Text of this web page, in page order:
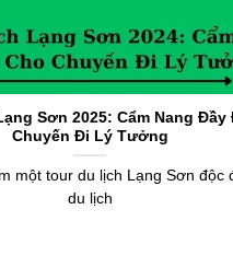
Sơn 2025: Cẩm Nang Đầy
Chuyến Đi Lý Tưởng
một tour du lịch Lạng Sơn độc
du lịch